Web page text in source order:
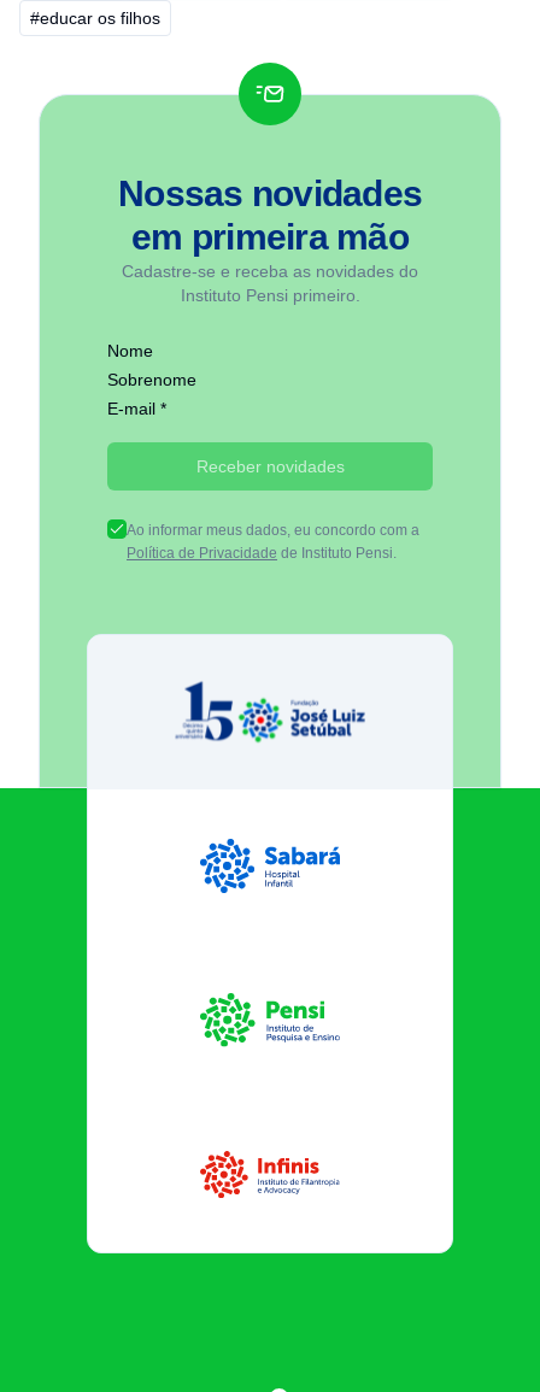
#educar os filhos
Nossas novidades
em primeira mão
Cadastre-se e receba as novidades do
Instituto Pensi primeiro.
Nome
Sobrenome
E-mail *
Receber novidades
Ao informar meus dados, eu concordo com a
Política de Privacidade de Instituto Pensi.
Fundação José Luiz Egydio
Sabará Hospital Infantil
Instituto Pensi
Infinis